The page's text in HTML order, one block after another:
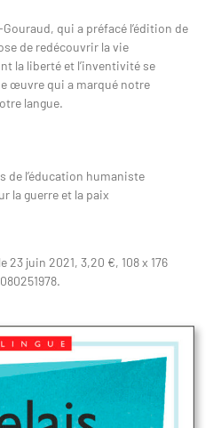
qui a préfacé l’édition de
de redécouvrir la vie
la liberté et l’inventivité se
œuvre qui a marqué notre
langue.
de l’éducation humaniste
la guerre et la paix
23 juin 2021, 3,20 €, 108 x 176